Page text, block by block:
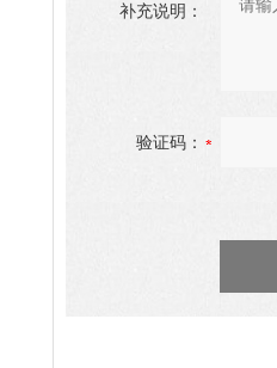
补充说明：
验证码：